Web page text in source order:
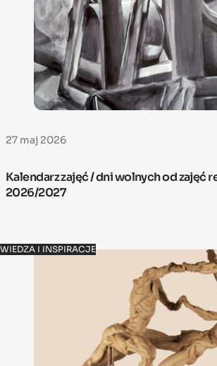
27 maj 2026
Kalendarz zajęć / dni wolnych od zajęć
2026/2027
WIEDZA I INSPIRACJE